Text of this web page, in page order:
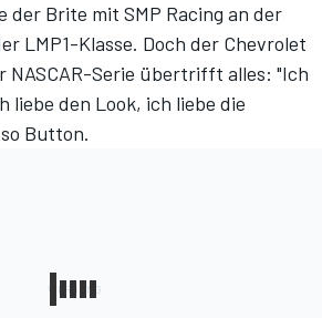
der Brite mit SMP Racing an der
LMP1-Klasse. Doch der Chevrolet
NASCAR-Serie übertrifft alles: "Ich
liebe den Look, ich liebe die
Button.